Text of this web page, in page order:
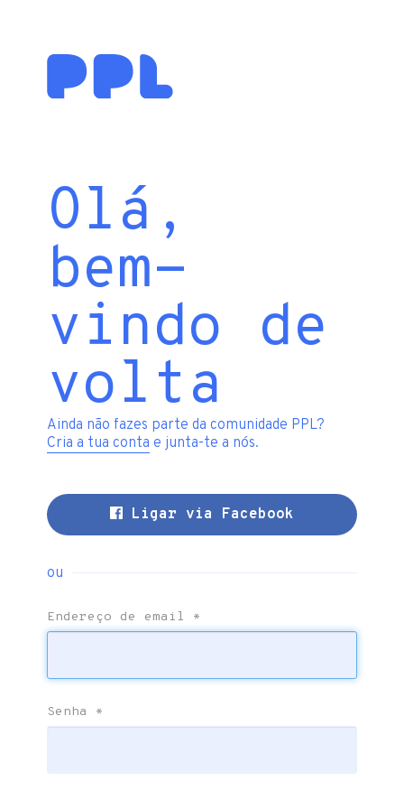
Olá,
bem-
vindo de
volta
Ainda não fazes parte da comunidade PPL?
Cria a tua conta e junta-te a nós.
Ligar via Facebook
ou
Endereço de email *
Senha *